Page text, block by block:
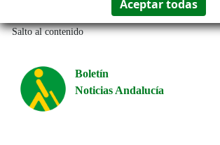
Salto al contenido
Boletín
Noticias Andalucía